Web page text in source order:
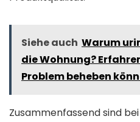
Siehe auch Warum
die Wohnung?
Problem beheben
Zusammenfassend sind